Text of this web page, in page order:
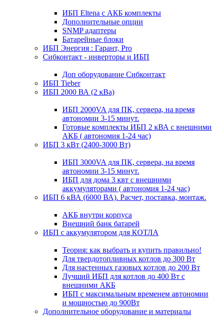
ИБП Eltena с АКБ комплекты
Дополнительные опции
SNMP адаптеры
Батарейные блоки
ИБП Энергия : Гарант, Pro
Сибконтакт - инверторы и ИБП
Доп оборудование Сибконтакт
ИБП Tieber
ИБП 2000 ВА (2 кВа)
ИБП 2000VA для ПК, сервера, на время
автономии 3-15 минут.
Готовые комплекты ИБП 2 кВА с внешними
АКБ ( автономия 1-24 час)
ИБП 3 кВт (2400-3000 Вт)
ИБП 3000VA для ПК, сервера, на время
автономии 3-15 минут.
ИБП для дома 3 квт с внешними
аккумуляторами ( автономия 1-24 час)
ИБП 6 кВА (6000 ВА). Расчет, поставка, монтаж.
АКБ внутри корпуса
Внешний банк батарей
ИБП с аккумулятором для КОТЛА
Теория: как выбрать и купить правильно!
Для твердотопливных котлов до 300 Вт
Для настенных газовых котлов до 200 Вт
Лучший ИБП для котлов до 400 Вт с
внешними АКБ
ИБП с максимальным временем автономии
и мощностью до 900Вт
Дополнительное оборудование и материалы